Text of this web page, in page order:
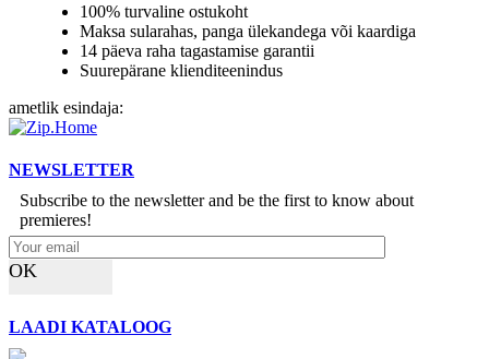
100% turvaline ostukoht
Maksa sularahas, panga ülekandega või kaardiga
14 päeva raha tagastamise garantii
Suurepärane klienditeenindus
ametlik esindaja:
NEWSLETTER
Subscribe to the newsletter and be the first to know about
premieres!
OK
LAADI KATALOOG